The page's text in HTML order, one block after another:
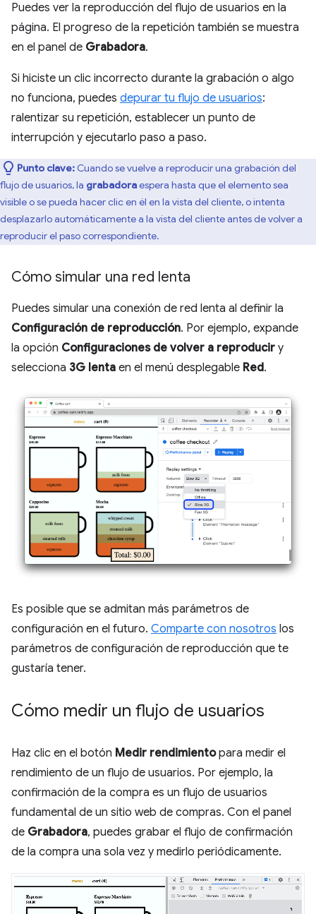
Puedes ver la reproducción del flujo de usuarios en la
página. El progreso de la repetición también se muestra
en el panel de Grabadora.
Si hiciste un clic incorrecto durante la grabación o algo
no funciona, puedes depurar tu flujo de usuarios:
ralentizar su repetición, establecer un punto de
interrupción y ejecutarlo paso a paso.
Punto clave: Cuando se vuelve a reproducir una grabación del
flujo de usuarios, la grabadoraespera hasta que el elemento sea
visible o se pueda hacer clic en él en la vista del cliente, o intenta
desplazarlo automáticamente a la vista del cliente antes de volver a
reproducir el paso correspondiente.
Cómo simular una red lenta
Puedes simular una conexión de red lenta al definir la
Configuración de reproducción. Por ejemplo, expande
la opción Configuraciones de volver a reproducir y
selecciona 3G lenta en el menú desplegable Red.
Es posible que se admitan más parámetros de
configuración en el futuro. Comparte con nosotros los
parámetros de configuración de reproducción que te
gustaría tener.
Cómo medir un flujo de usuarios
Haz clic en el botón Medir rendimientopara medir el
rendimiento de un flujo de usuarios. Por ejemplo, la
confirmación de la compra es un flujo de usuarios
fundamental de un sitio web de compras. Con el panel
de Grabadora, puedes grabar el flujo de confirmación
de la compra una sola vez y medirlo periódicamente.